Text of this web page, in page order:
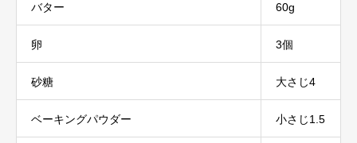
バター 60g
卵 3個
砂糖 大さじ4
ベーキングパウダー 小さじ1.5